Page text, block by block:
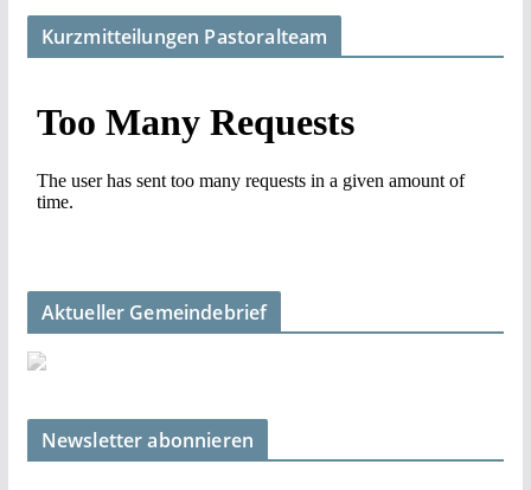
Kurzmitteilungen Pastoralteam
Aktueller Gemeindebrief
Newsletter abonnieren